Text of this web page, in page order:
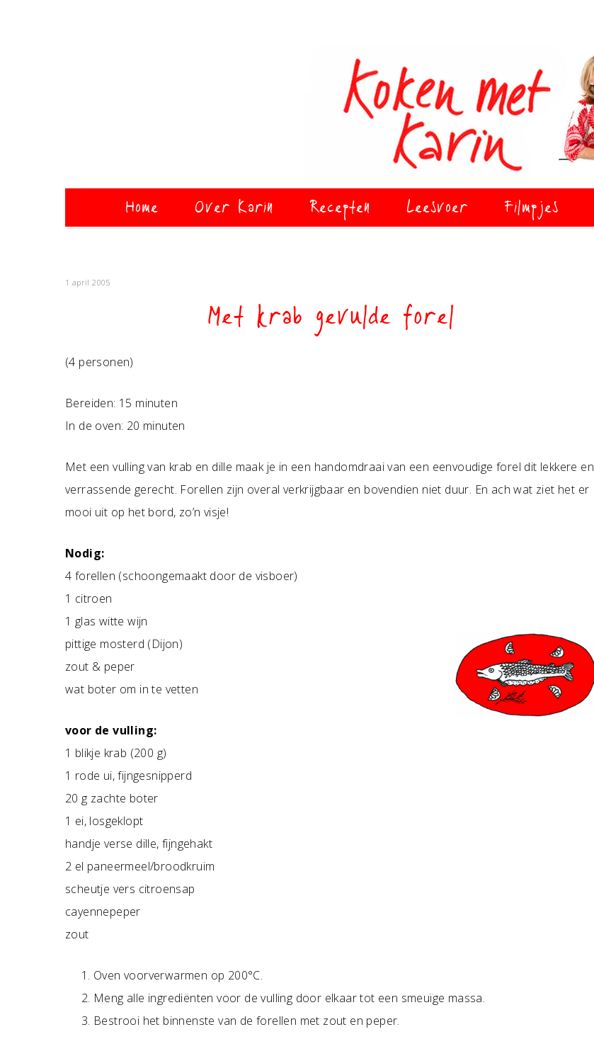
Home Over Karin Recepten Leesvoer Filmpjes
1 april 2005
Met krab gevulde forel
(4 personen)
Bereiden: 15 minuten
In de oven: 20 minuten
Met een vulling van krab en dille maak je in een handomdraai van een eenvoudige forel dit lekkere en
verrassende gerecht. Forellen zijn overal verkrijgbaar en bovendien niet duur. En ach wat ziet het er
mooi uit op het bord, zo’n visje!
Nodig:
4 forellen (schoongemaakt door de visboer)
1 citroen
1 glas witte wijn
pittige mosterd (Dijon)
zout & peper
wat boter om in te vetten
voor de vulling:
1 blikje krab (200 g)
1 rode ui, fijngesnipperd
20 g zachte boter
1 ei, losgeklopt
handje verse dille, fijngehakt
2 el paneermeel/broodkruim
scheutje vers citroensap
cayennepeper
zout
Oven voorverwarmen op 200°C.
Meng alle ingrediënten voor de vulling door elkaar tot een smeuïge massa.
Bestrooi het binnenste van de forellen met zout en peper.